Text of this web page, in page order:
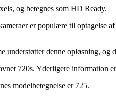
og betegnes som HD Ready.
er populære til optagelse
denne opløsning, og
720s. Yderligere information
modelbetegnelse er 725.